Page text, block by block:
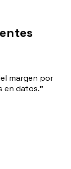
margen por
en datos.”